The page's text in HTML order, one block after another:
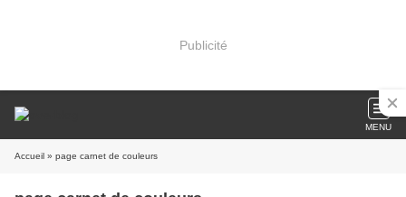
Publicité
MENU
Accueil » page carnet de couleurs